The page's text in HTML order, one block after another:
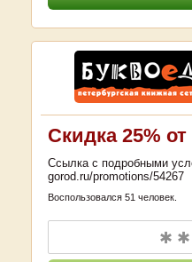
Скидка 25% от
Ссылка с подробными
gorod.ru/promotions/54267
Воспользовался 51 человек.
✱